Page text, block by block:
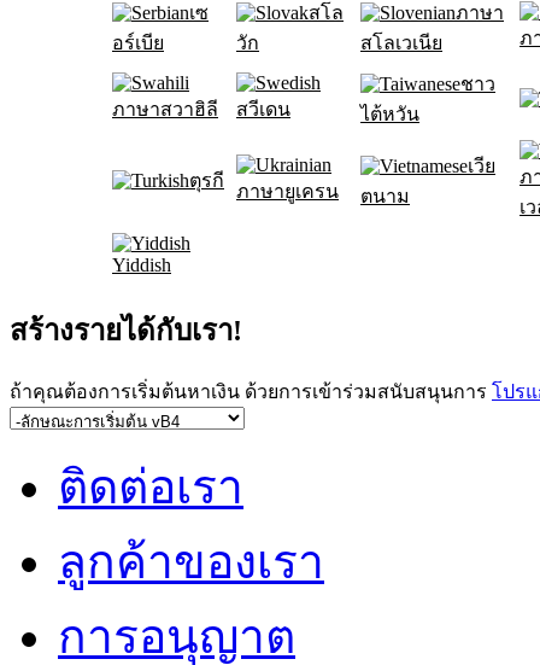
เซ
อร์เบีย
สโล
วัก
ภาษา
สโลเวเนีย
ภ
ภาษาสวาฮิลี สวีเดน
ชาว
ไต้หวัน
ตุรกี
ภาษายูเครน
เวีย
ตนาม
ภ
เ
Yiddish
สร้างรายได้กับเรา!
ถ้าคุณต้องการเริ่มต้นหาเงิน ด้วยการเข้าร่วมสนับสนุนการ โปร
ติดต่อเรา
ลูกค้าของเรา
การอนุญาต